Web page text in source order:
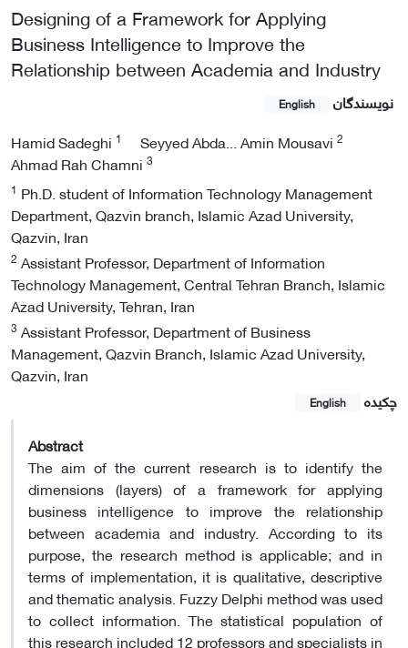
Designing of a Framework for Applying
Business Intelligence to Improve the
Relationship between Academia and Industry
نویسندگان English
Hamid Sadeghi 1 Seyyed Abda... Amin Mousavi 2
Ahmad Rah Chamni 3
1 Ph.D. student of Information Technology Management
Department, Qazvin branch, Islamic Azad University,
Qazvin, Iran
2 Assistant Professor, Department of Information
Technology Management, Central Tehran Branch, Islamic
Azad University, Tehran, Iran
3 Assistant Professor, Department of Business
Management, Qazvin Branch, Islamic Azad University,
Qazvin, Iran
چکیده
English
Abstract
The aim of the current research is to identify the
dimensions (layers) of a framework for applying
business intelligence to improve the relationship
between academia and industry. According to its
purpose, the research method is applicable; and in
terms of implementation, it is qualitative, descriptive
and thematic analysis. Fuzzy Delphi method was used
to collect information. The statistical population of
this research included 12 professors and specialists in